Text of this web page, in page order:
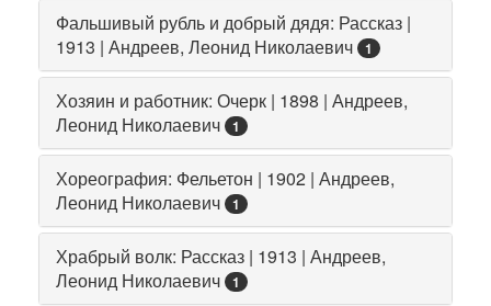
Фальшивый рубль и добрый дядя: Рассказ |
1913 | Андреев, Леонид Николаевич
1
Хозяин и работник: Очерк | 1898 | Андреев,
Леонид Николаевич
1
Хореография: Фельетон | 1902 | Андреев,
Леонид Николаевич
1
Храбрый волк: Рассказ | 1913 | Андреев,
Леонид Николаевич
1